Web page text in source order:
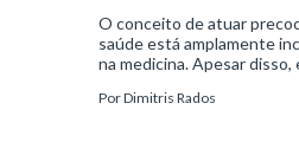
O conceito de atuar
saúde está amplamente
na medicina. Apesar
tratamentos podem advir
PorDimitris Rados